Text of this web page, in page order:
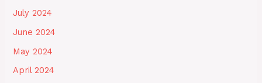
July 2024
June 2024
May 2024
April 2024